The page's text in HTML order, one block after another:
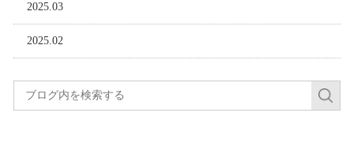
2025.03
2025.02